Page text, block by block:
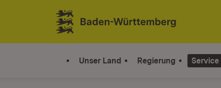
Zum Inhalt springen
Link zur Startseite
Unser Land Regierung Service